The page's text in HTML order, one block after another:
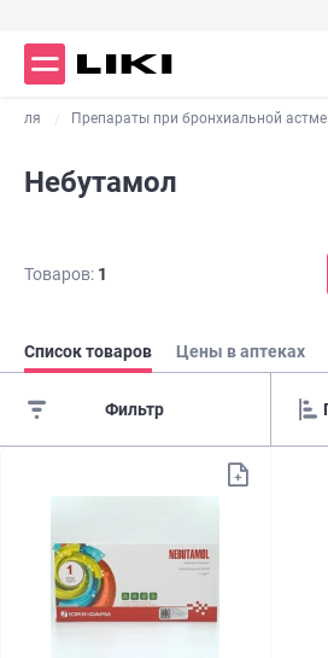
Препараты при бронхиальной астме
Небутамол
Товаров: 1
Список товаров Цены в аптеках
Фильтр